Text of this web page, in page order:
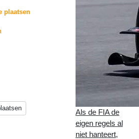
plaatsen
voor het plaatsen van
Als de FIA de
eigen regels al
niet hanteert,